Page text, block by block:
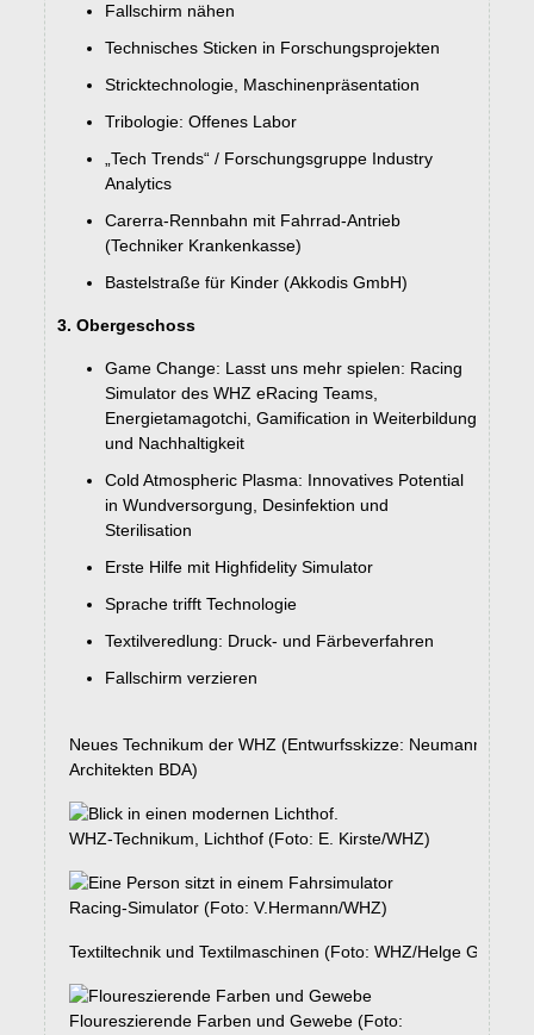
Neues Technikum der WHZ (Entwurfsskizze: Neumann
Architekten BDA)
WHZ-Technikum, Lichthof (Foto: E. Kirste/WHZ)
Racing-Simulator (Foto: V.Hermann/WHZ)
Textiltechnik und Textilmaschinen (Foto: WHZ/Helge
Floureszierende Farben und Gewebe (Foto:
Fallschirm nähen
Technisches Sticken in Forschungsprojekten
Stricktechnologie, Maschinenpräsentation
Tribologie: Offenes Labor
„Tech Trends“ / Forschungsgruppe Industry
Analytics
Carerra-Rennbahn mit Fahrrad-Antrieb
(Techniker Krankenkasse)
Bastelstraße für Kinder (Akkodis GmbH)
3. Obergeschoss
Game Change: Lasst uns mehr spielen: Racing
Simulator des WHZ eRacing Teams,
Energietamagotchi, Gamification in Weiterbildung
und Nachhaltigkeit
Cold Atmospheric Plasma: Innovatives Potential
in Wundversorgung, Desinfektion und
Sterilisation
Erste Hilfe mit Highfidelity Simulator
Sprache trifft Technologie
Textilveredlung: Druck- und Färbeverfahren
Fallschirm verzieren